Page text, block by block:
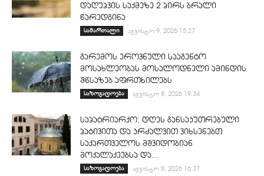
დაღუპვის საქმეზე 2 პირს ბრალი
წარედგინა
სამართალი აგვისტო 9, 2026 15:27
გარემოს ეროვნული სააგენტო
მოსახლეობას მოსალოდნელი ამინდის
შწსაზებ აფრთხილებს
საზოგადოება აგვისტო 8, 2026 19:34
საპატრიარქო: დღეს განსაკუთრებული
პატივითა და კრძალვით ვიხსენებთ
საქართველოს მშვიდობიან
მოქალაქეებსა და...
საზოგადოება აგვისტო 8, 2026 16:37